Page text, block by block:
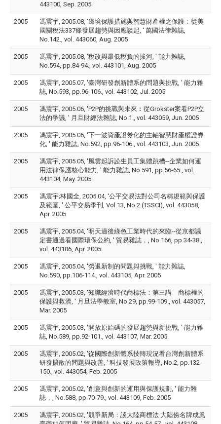
443100, Sep. 2005
2005
馮震宇, 2005.08, '邊境保護措施與智慧財產權之保護：從美
國關稅法337條發展趨勢與因應談起, ' 萬國法律雜誌,
No.142., vol. 443060, Aug. 2005
2005
馮震宇, 2005.08, '稅改與最低稅負的拔河, ' 能力雜誌,
No.594, pp.84-94., vol. 443101, Aug. 2005
2005
馮震宇, 2005.07, '臺灣研發創新體系的問題與挑戰, ' 能力雜
誌, No.593, pp.96-106., vol. 443102, Jul. 2005
2005
馮震宇, 2005.06, 'P2P的挑戰與未來︰從Grokster案看P2P立
法的爭議, ' 月旦財經法雜誌, No.1., vol. 443059, Jun. 2005
2005
馮震宇, 2005.06, '下一波資產證券化的主軸智慧財產權證券
化, ' 能力雜誌, No.592, pp.96-106., vol. 443103, Jun. 2005
2005
馮震宇, 2005.05, '風雲起訴訟生員工集體跳槽--企業如何運
用法律保護核心能力, ' 能力雜誌, No.591, pp.56-65., vol.
443104, May. 2005
2005
馮震宇;林國全, 2005.04, '公平交易法對公司名稱規範與保護
及範圍, ' 公平交易季刊, Vol.13, No.2.(TSSCI), vol. 443058,
Apr. 2005
2005
馮震宇, 2005.04, '明天過後綠色工業時代的來臨--從京都議
定書通過看國際環保公約, ' 貿易雜誌，, No.166, pp.34-38.,
vol. 443106, Apr. 2005
2005
馮震宇, 2005.04, '勞退新制的問題與挑戰, ' 能力雜誌,
No.590, pp.106-114., vol. 443105, Apr. 2005
2005
馮震宇, 2005.03, '知識經濟時代商標法：第三講 商標權的
保護與救濟, ' 月旦法學教室, No.29, pp.99-109., vol. 443057,
Mar. 2005
2005
馮震宇, 2005.03, '開放原始碼的發展趨勢與新挑戰, ' 能力雜
誌, No.589, pp.92-101., vol. 443107, Mar. 2005
2005
馮震宇, 2005.02, '從國際創新體系技轉現況看台灣創新體系
研發擴散的問題與改善, ' 科技發展政策報導, No.2, pp.132-
150., vol. 443054, Feb. 2005
2005
馮震宇, 2005.02, '創意與創新的運用與保護規劃, ' 能力雜
誌，, No.588, pp.70-79., vol. 443109, Feb. 2005
2005
馮震宇, 2005.02, '競爭新局：談大陸商標法 大陸傍名牌成風